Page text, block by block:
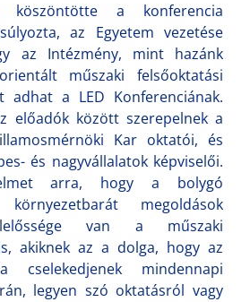
a konferencia
az Egyetem vezetése
az Intézmény, mint hazánk
műszaki felsőoktatási
adhat a LED Konferenciának.
előadók között szerepelnek a
Kar oktatói, és
és nagyvállalatok képviselői.
arra, hogy a bolygó
megoldások
van a műszaki
akiknek az a dolga, hogy az
cselekedjenek mindennapi
legyen szó oktatásról vagy